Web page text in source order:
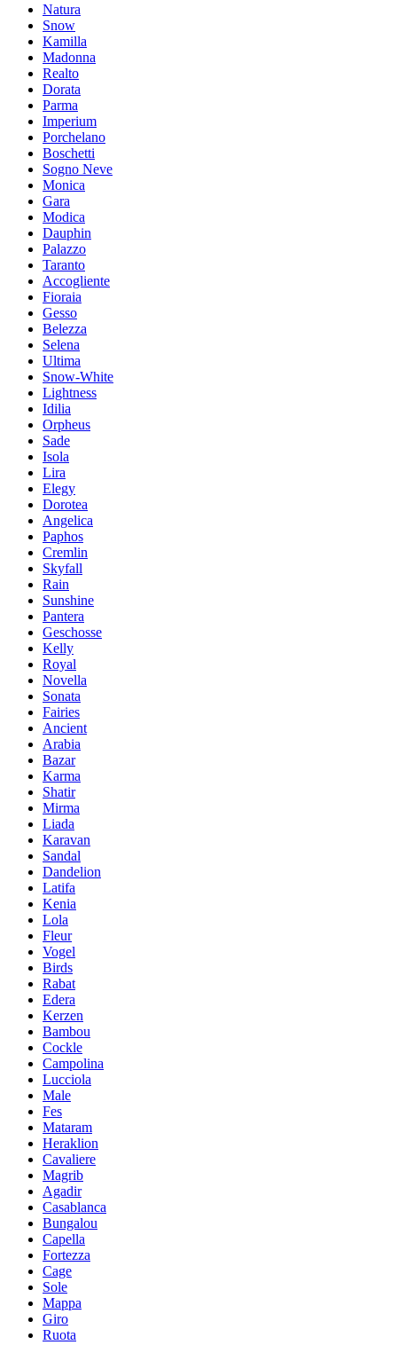
Natura
Snow
Kamilla
Madonna
Realto
Dorata
Parma
Imperium
Porchelano
Boschetti
Sogno Neve
Moniсa
Gara
Modica
Dauphin
Palazzo
Taranto
Accogliente
Fioraia
Gesso
Belezza
Selena
Ultima
Snow-White
Lightness
Idilia
Orpheus
Sade
Isola
Lira
Elegy
Dorotea
Angelica
Paphos
Cremlin
Skyfall
Rain
Sunshine
Pantera
Geschosse
Kelly
Royal
Novella
Sonata
Fairies
Ancient
Arabia
Bazar
Karma
Shatir
Mirma
Liada
Karavan
Sandal
Dandelion
Latifa
Kenia
Lola
Fleur
Vogel
Birds
Rabat
Edera
Kerzen
Bambou
Cockle
Campolina
Lucciola
Male
Fes
Mataram
Heraklion
Cavaliere
Magrib
Agadir
Casablanca
Bungalou
Capella
Fortezza
Cage
Sole
Mappa
Giro
Ruota